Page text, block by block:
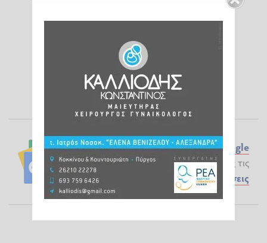
Ακολουθήστε το ilialive.gr στοGoogle
Newsκαι μάθετε πρώτοι όλες τις
Ειδήσεις